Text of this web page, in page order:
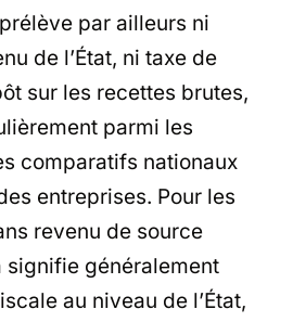
par ailleurs ni
de l’État, ni taxe de
sur les recettes brutes,
parmi les
comparatifs nationaux
entreprises. Pour les
revenu de source
signifie généralement
au niveau de l’État,